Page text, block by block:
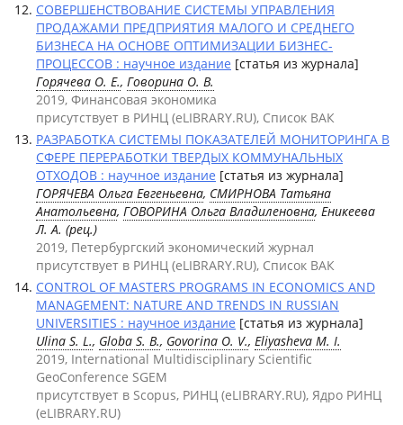
СОВЕРШЕНСТВОВАНИЕ СИСТЕМЫ УПРАВЛЕНИЯ
ПРОДАЖАМИ ПРЕДПРИЯТИЯ МАЛОГО И СРЕДНЕГО
БИЗНЕСА НА ОСНОВЕ ОПТИМИЗАЦИИ БИЗНЕС-
ПРОЦЕССОВ : научное издание [статья из журнала]
Горячева О. Е., Говорина О. В.
2019, Финансовая экономика
присутствует в РИНЦ (eLIBRARY.RU), Список ВАК
РАЗРАБОТКА СИСТЕМЫ ПОКАЗАТЕЛЕЙ МОНИТОРИНГА В
СФЕРЕ ПЕРЕРАБОТКИ ТВЕРДЫХ КОММУНАЛЬНЫХ
ОТХОДОВ : научное издание [статья из журнала]
ГОРЯЧЕВА Ольга Евгеньевна, СМИРНОВА Татьяна
Анатольевна, ГОВОРИНА Ольга Владиленовна, Еникеева
Л. А. (рец.)
2019, Петербургский экономический журнал
присутствует в РИНЦ (eLIBRARY.RU), Список ВАК
CONTROL OF MASTERS PROGRAMS IN ECONOMICS AND
MANAGEMENT: NATURE AND TRENDS IN RUSSIAN
UNIVERSITIES : научное издание [статья из журнала]
Ulina S. L., Globa S. B., Govorina O. V., Eliyasheva M. I.
2019, International Multidisciplinary Scientific
GeoConference SGEM
присутствует в Scopus, РИНЦ (eLIBRARY.RU), Ядро РИНЦ
(eLIBRARY.RU)